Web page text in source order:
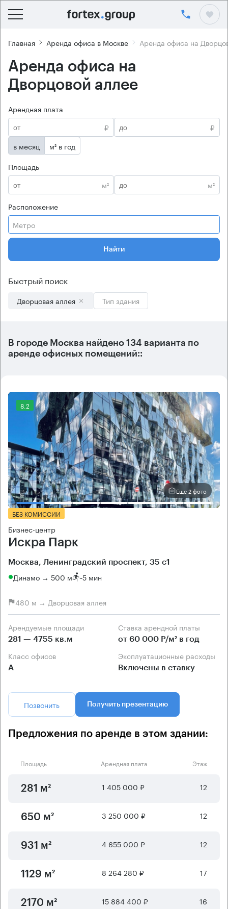
Главная Аренда офиса в Москве Аренда офиса на
Аренда офиса на
Дворцовой аллее
Арендная плата
₽
₽
в месяц
м² в год
Площадь
м²
м²
Расположение
Метро
Найти
Быстрый поиск
Дворцовая аллея Тип здания
В городе Москва найдено 134 варианта по
аренде офисных помещений::
8.2
Еще 2 фото
БЕЗ КОМИССИИ
Бизнес-центр
Искра Парк
Москва, Ленинградский проспект, 35 с1
Динамо → 500 м ~5 мин
480 м → Дворцовая аллея
Арендуемые площади
281 — 4755 кв.м
Ставка арендной платы
от 60 000 Р/м² в год
Класс офисов
А
Эксплуатационные расходы
Включены в ставку
Позвонить Получить презентацию
Предложения по аренде в этом здании:
Площадь Арендная плата Этаж
281 м² 1 405 000 ₽ 12
650 м² 3 250 000 ₽ 12
931 м² 4 655 000 ₽ 12
1129 м² 8 264 280 ₽ 17
2170 м² 15 884 400 ₽ 16